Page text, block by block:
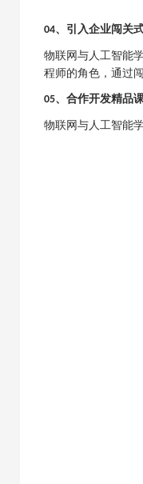
04、引入企业 闯关
物联网与人工智能
程师的角色，通过
05、合作开发精品
物联网与人工智能